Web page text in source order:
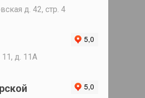
д. 42, стр. 4
д. 11А